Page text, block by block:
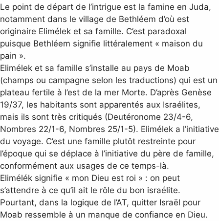
Le point de départ de l’intrigue est la famine en Juda,
notamment dans le village de Bethléem d’où est
originaire Elimélek et sa famille. C’est paradoxal
puisque Bethléem signifie littéralement « maison du
pain ».
Elimélek et sa famille s’installe au pays de Moab
(champs ou campagne selon les traductions) qui est un
plateau fertile à l’est de la mer Morte. D’après Genèse
19/37, les habitants sont apparentés aux Israélites,
mais ils sont très critiqués (Deutéronome 23/4-6,
Nombres 22/1-6, Nombres 25/1-5). Elimélek a l’initiative
du voyage. C’est une famille plutôt restreinte pour
l’époque qui se déplace à l’initiative du père de famille,
conformément aux usages de ce temps-là.
Elimélék signifie « mon Dieu est roi » : on peut
s’attendre à ce qu’il ait le rôle du bon israélite.
Pourtant, dans la logique de l’AT, quitter Israël pour
Moab ressemble à un manque de confiance en Dieu.